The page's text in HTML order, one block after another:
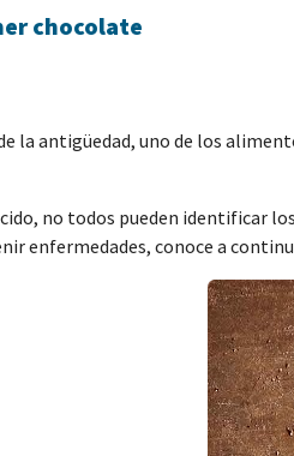
chocolate
la antigüedad, uno de los
no todos pueden identificar
enfermedades, conoce a